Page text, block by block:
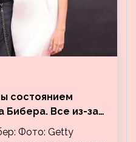
состоянием
Бибера. Все из-за
успокаивает
Фото: Getty